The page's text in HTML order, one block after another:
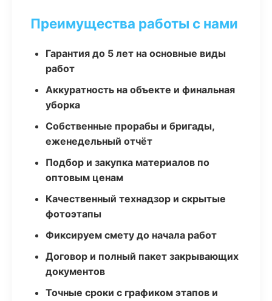
Преимущества работы с нами
Гарантия до 5 лет на основные виды
работ
Аккуратность на объекте и финальная
уборка
Собственные прорабы и бригады,
еженедельный отчёт
Подбор и закупка материалов по
оптовым ценам
Качественный технадзор и скрытые
фотоэтапы
Фиксируем смету до начала работ
Договор и полный пакет закрывающих
документов
Точные сроки с графиком этапов и